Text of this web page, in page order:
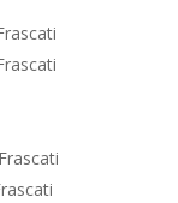
Frascati